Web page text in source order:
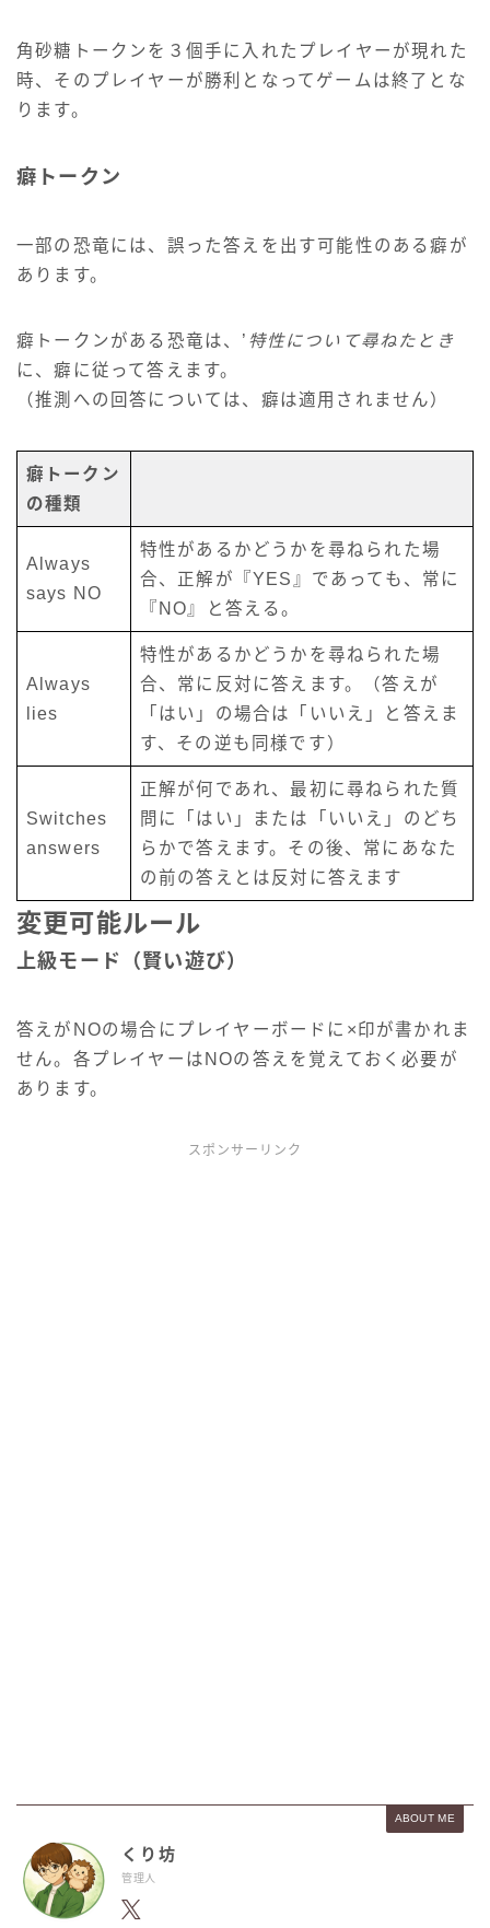
角砂糖トークンを３個手に入れたプレイヤーが現れた
時、そのプレイヤーが勝利となってゲームは終了とな
ります。
癖トークン
一部の恐竜には、誤った答えを出す可能性のある癖が
あります。
癖トークンがある恐竜は、’ 特性について尋ねたとき
に、癖に従って答えます。
（推測への回答については、癖は適用されません）
癖トークン
の種類
Always
says NO
特性があるかどうかを尋ねられた場
合、正解が『YES』であっても、常に
『NO』と答える。
Always
lies
特性があるかどうかを尋ねられた場
合、常に反対に答えます。（答えが
「はい」の場合は「いいえ」と答えま
す、その逆も同様です）
Switches
answers
正解が何であれ、最初に尋ねられた質
問に「はい」または「いいえ」のどち
らかで答えます。その後、常にあなた
の前の答えとは反対に答えます
変更可能ルール
上級モード（賢い遊び）
答えがNOの場合にプレイヤーボードに×印が書かれま
せん。各プレイヤーはNOの答えを覚えておく必要が
あります。
スポンサーリンク
ABOUT ME
くり坊
管理人